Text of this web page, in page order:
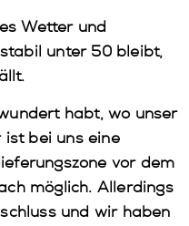
Wetter und
unter 50 bleibt,
habt, wo unser
bei uns eine
vor dem
möglich. Allerdings
und wir haben